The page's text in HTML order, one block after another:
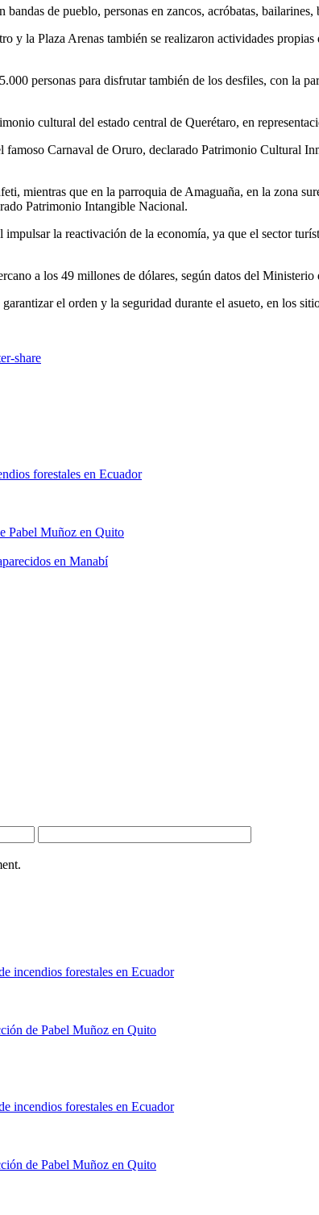
de pueblo, personas en zancos, acróbatas,
y la Plaza Arenas también se realizaron actividades
personas para disfrutar también de los desfiles, con la
cultural del estado central de Querétaro, en
Carnaval de Oruro, declarado Patrimonio Cultural
mientras que en la parroquia de Amaguaña, en la zona
Patrimonio Intangible Nacional.
la reactivación de la economía, ya que el sector
a los 49 millones de dólares, según datos del Ministerio
el orden y la seguridad durante el asueto, en los
forestales en Ecuador
Pabel Muñoz en Quito
en Manabí
incendios forestales en Ecuador
de Pabel Muñoz en Quito
incendios forestales en Ecuador
de Pabel Muñoz en Quito